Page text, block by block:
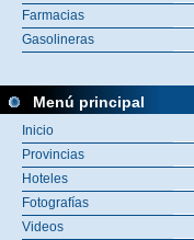
Farmacias
Gasolineras
Menú principal
Inicio
Provincias
Hoteles
Fotografías
Videos